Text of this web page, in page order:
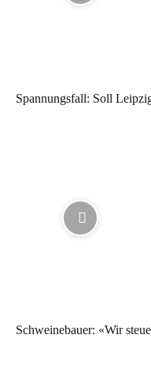
Spannungsfall: Soll
Schweinebauer: «Wir